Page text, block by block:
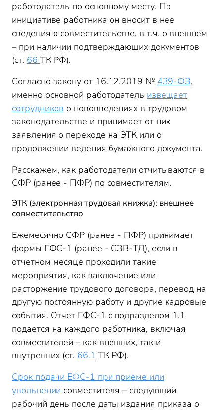
работодатель по основному месту. По
инициативе работника он вносит в нее
сведения о совместительстве, в т.ч. о внешнем
– при наличии подтверждающих документов
(ст. 66 ТК РФ).
Согласно закону от 16.12.2019 № 439-ФЗ,
именно основной работодатель извещает
сотрудников о нововведениях в трудовом
законодательстве и принимает от них
заявления о переходе на ЭТК или о
продолжении ведения бумажного документа.
Расскажем, как работодатели отчитываются в
СФР (ранее - ПФР) по совместителям.
ЭТК (электронная трудовая книжка): внешнее
совместительство
Ежемесячно СФР (ранее - ПФР) принимает
формы ЕФС-1 (ранее - СЗВ-ТД), если в
отчетном месяце проходили такие
мероприятия, как заключение или
расторжение трудового договора, перевод на
другую постоянную работу и другие кадровые
события. Отчет ЕФС-1 с подразделом 1.1
подается на каждого работника, включая
совместителей – как внешних, так и
внутренних (ст. 66.1 ТК РФ).
Срок подачи ЕФС-1 при приеме или
увольнении совместителя – следующий
рабочий день после даты издания приказа о